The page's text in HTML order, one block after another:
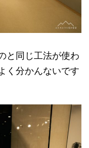
と同じ工法が使わ
く分かんないです